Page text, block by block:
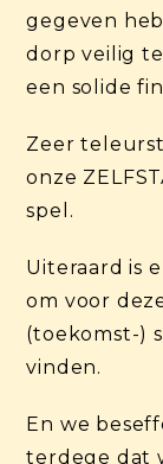
gegeven
dorp veilig
een solide
Zeer
onze
spel.
Uiteraard is
om voor
(toekomst-)
vinden.
En we
terdege dat